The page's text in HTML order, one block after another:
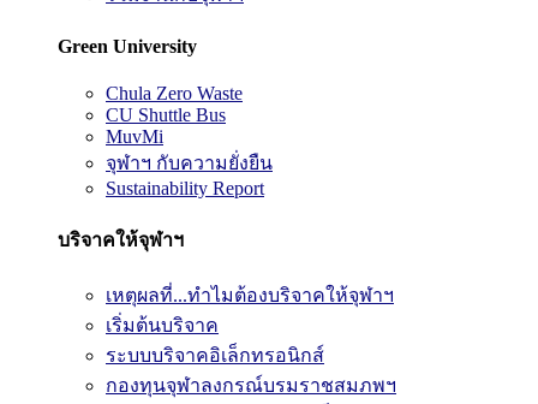
Green University
Chula Zero Waste
CU Shuttle Bus
MuvMi
จุฬาฯ กับความยั่งยืน
Sustainability Report
บริจาคให้จุฬาฯ
เหตุผลที่...ทำไมต้องบริจาคให้จุฬาฯ
เริ่มต้นบริจาค
ระบบบริจาคอิเล็กทรอนิกส์
กองทุนจุฬาลงกรณ์บรมราชสมภพฯ